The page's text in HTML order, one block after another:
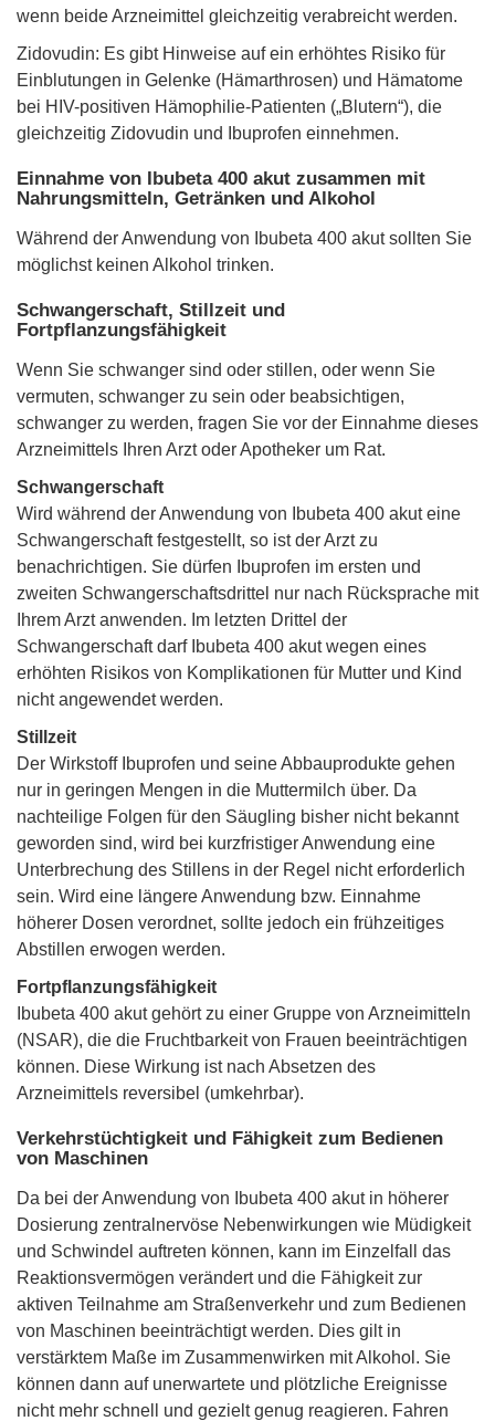
wenn beide Arzneimittel gleichzeitig verabreicht werden.
Zidovudin: Es gibt Hinweise auf ein erhöhtes Risiko für
Einblutungen in Gelenke (Hämarthrosen) und Hämatome
bei HIV-positiven Hämophilie-Patienten („Blutern“), die
gleichzeitig Zidovudin und Ibuprofen einnehmen.
Einnahme von Ibubeta 400 akut zusammen mit
Nahrungsmitteln, Getränken und Alkohol
Während der Anwendung von Ibubeta 400 akut sollten Sie
möglichst keinen Alkohol trinken.
Schwangerschaft, Stillzeit und
Fortpflanzungsfähigkeit
Wenn Sie schwanger sind oder stillen, oder wenn Sie
vermuten, schwanger zu sein oder beabsichtigen,
schwanger zu werden, fragen Sie vor der Einnahme dieses
Arzneimittels Ihren Arzt oder Apotheker um Rat.
Schwangerschaft
Wird während der Anwendung von Ibubeta 400 akut eine
Schwangerschaft festgestellt, so ist der Arzt zu
benachrichtigen. Sie dürfen Ibuprofen im ersten und
zweiten Schwangerschaftsdrittel nur nach Rücksprache mit
Ihrem Arzt anwenden. Im letzten Drittel der
Schwangerschaft darf Ibubeta 400 akut wegen eines
erhöhten Risikos von Komplikationen für Mutter und Kind
nicht angewendet werden.
Stillzeit
Der Wirkstoff Ibuprofen und seine Abbauprodukte gehen
nur in geringen Mengen in die Muttermilch über. Da
nachteilige Folgen für den Säugling bisher nicht bekannt
geworden sind, wird bei kurzfristiger Anwendung eine
Unterbrechung des Stillens in der Regel nicht erforderlich
sein. Wird eine längere Anwendung bzw. Einnahme
höherer Dosen verordnet, sollte jedoch ein frühzeitiges
Abstillen erwogen werden.
Fortpflanzungsfähigkeit
Ibubeta 400 akut gehört zu einer Gruppe von Arzneimitteln
(NSAR), die die Fruchtbarkeit von Frauen beeinträchtigen
können. Diese Wirkung ist nach Absetzen des
Arzneimittels reversibel (umkehrbar).
Verkehrstüchtigkeit und Fähigkeit zum Bedienen
von Maschinen
Da bei der Anwendung von Ibubeta 400 akut in höherer
Dosierung zentralnervöse Nebenwirkungen wie Müdigkeit
und Schwindel auftreten können, kann im Einzelfall das
Reaktionsvermögen verändert und die Fähigkeit zur
aktiven Teilnahme am Straßenverkehr und zum Bedienen
von Maschinen beeinträchtigt werden. Dies gilt in
verstärktem Maße im Zusammenwirken mit Alkohol. Sie
können dann auf unerwartete und plötzliche Ereignisse
nicht mehr schnell und gezielt genug reagieren. Fahren